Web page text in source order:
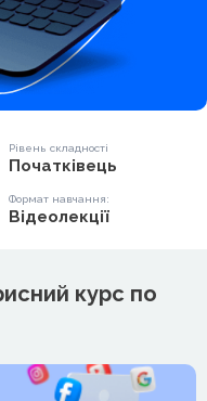
Рівень складності
Початківець
Формат навчання:
Відеолекції
курс по